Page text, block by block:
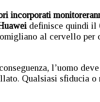
incorporati
definisce quindi il
al cervello per
l’uomo
Qualsiasi sfiducia o